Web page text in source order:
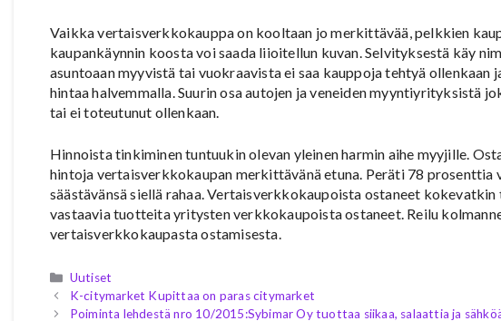
Vaikka vertaisverkkokauppa on kooltaan jo merkittävää, pelkkien
kaupankäynnin koosta voi saada liioitellun kuvan. Selvityksestä käy
asuntoaan myyvistä tai vuokraavista ei saa kauppoja tehtyä ollenkaan
hintaa halvemmalla. Suurin osa autojen ja veneiden myyntiyrityksistä
tai ei toteutunut ollenkaan.
Hinnoista tinkiminen tuntuukin olevan yleinen harmin aihe myyjille.
hintoja vertaisverkkokaupan merkittävänä etuna. Peräti 78
säästävänsä siellä rahaa. Vertaisverkkokaupoista ostaneet
vastaavia tuotteita yritysten verkkokaupoista ostaneet. Reilu
vertaisverkkokaupasta ostamisesta.
Kategoriat
Uutiset
K-citymarket Kupittaa on paras citymarket
Poiminta lehdestä nro 10/2015:Sybimar Oy tuottaa siikaa, salaattia ja